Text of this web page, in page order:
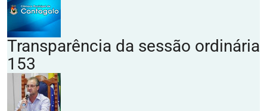
Transparência da sessão ordinária
153